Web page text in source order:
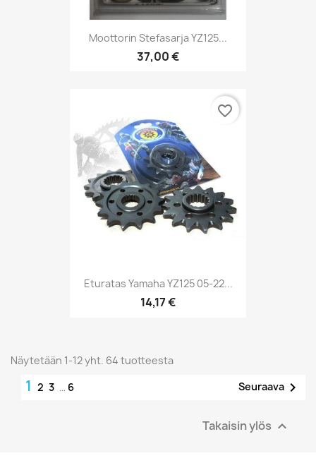
Moottorin Stefasarja YZ125...
37,00 €
Eturatas Yamaha YZ125 05-22...
14,17 €
favorite_border
Näytetään 1-12 yht. 64 tuotteesta
1 2 3 … 6 Seuraava 
Takaisin ylös 